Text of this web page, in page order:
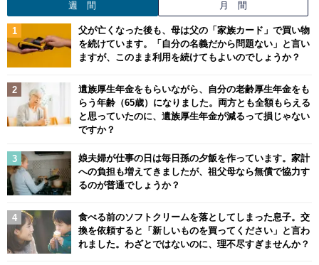
週 間 月 間
父が亡くなった後も、母は父の「家族カード」で買い物
を続けています。「自分の名義だから問題ない」と言い
ますが、このまま利用を続けてもよいのでしょうか？
遺族厚生年金をもらいながら、自分の老齢厚生年金をも
らう年齢（65歳）になりました。両方とも全額もらえる
と思っていたのに、遺族厚生年金が減るって損じゃない
ですか？
娘夫婦が仕事の日は毎日孫の夕飯を作っています。家計
への負担も増えてきましたが、祖父母なら無償で協力す
るのが普通でしょうか？
食べる前のソフトクリームを落としてしまった息子。交
換を依頼すると「新しいものを買ってください」と言わ
れました。わざとではないのに、理不尽すぎませんか？